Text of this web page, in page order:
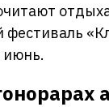
июнь.